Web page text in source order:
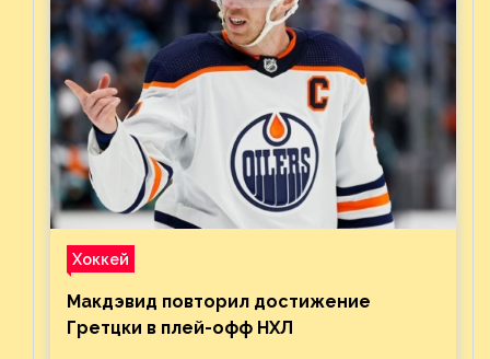
Хоккей
Макдэвид повторил достижение
Гретцки в плей-офф НХЛ